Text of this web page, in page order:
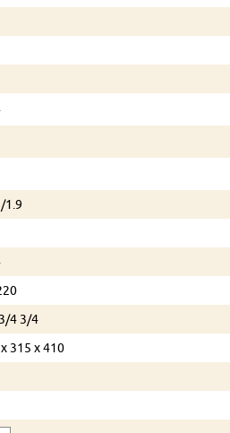
1.9
4 3/4
315 х 410